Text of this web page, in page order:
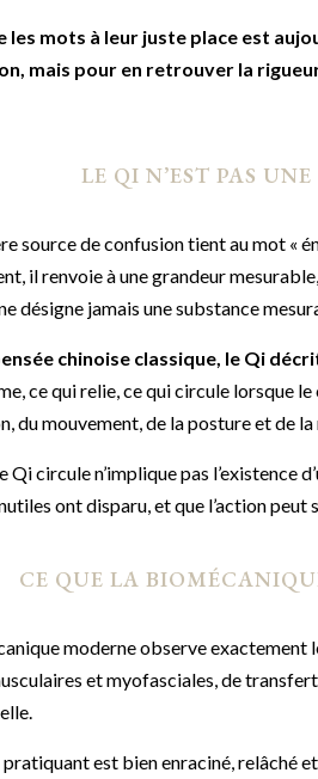
les mots à leur juste place est
mais pour en retrouver la
LE QI N’EST PAS
source de confusion tient au mot «
il renvoie à une grandeur
désigne jamais une substance
chinoise classique, le Qi
ce qui relie, ce qui circule lorsque
du mouvement, de la posture et de
Qi circule n’implique pas l’existence
ont disparu, et que l’action peut
CE QUE LA
moderne observe exactement
et myofasciales, de
pratiquant est bien enraciné, relâché